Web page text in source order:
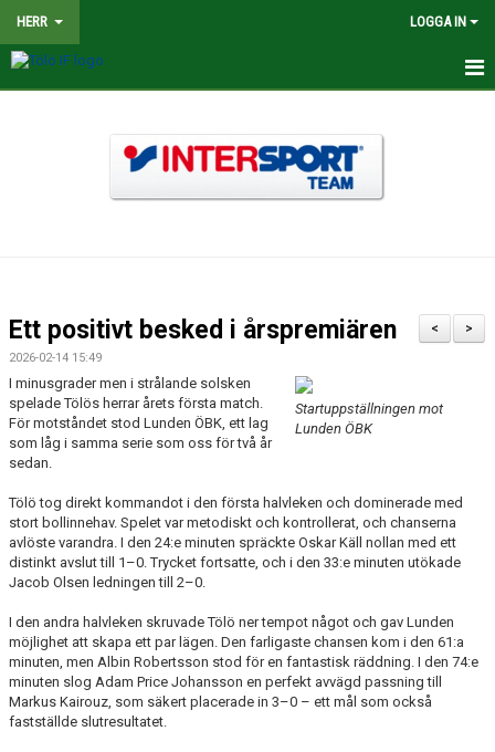
HERR LOGGA IN
BILDGALLERI
DOKUMENT
KONTAKT
>
<
Ett positivt besked i årspremiären
2026-02-14 15:49
Startuppställningen mot
Lunden ÖBK
I minusgrader men i strålande solsken
spelade Tölös herrar årets första match.
För motståndet stod Lunden ÖBK, ett lag
som låg i samma serie som oss för två år
sedan.
Tölö tog direkt kommandot i den första halvleken och dominerade med
stort bollinnehav. Spelet var metodiskt och kontrollerat, och chanserna
avlöste varandra. I den 24:e minuten spräckte Oskar Käll nollan med ett
distinkt avslut till 1–0. Trycket fortsatte, och i den 33:e minuten utökade
Jacob Olsen ledningen till 2–0.
I den andra halvleken skruvade Tölö ner tempot något och gav Lunden
möjlighet att skapa ett par lägen. Den farligaste chansen kom i den 61:a
minuten, men Albin Robertsson stod för en fantastisk räddning. I den 74:e
minuten slog Adam Price Johansson en perfekt avvägd passning till
Markus Kairouz, som säkert placerade in 3–0 – ett mål som också
fastställde slutresultatet.